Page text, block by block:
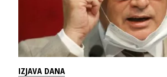
IZJAVA DANA